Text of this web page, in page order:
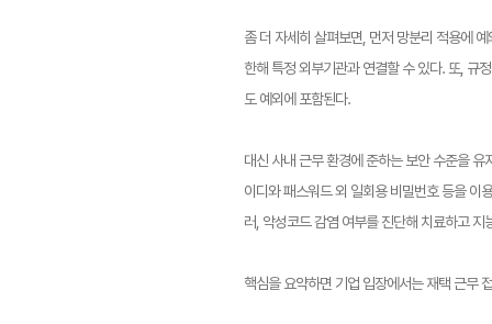
좀 더 자세히 살펴보면, 먼저 망분리 적용에
한해 특정 외부기관과 연결할 수 있다. 또, 규
도 예외에 포함된다.
대신 사내 근무 환경에 준하는 보안 수준을
이디와 패스워드 외 일회용 비밀번호 등을 이
러, 악성코드 감염 여부를 진단해 치료하고
핵심을 요약하면 기업 입장에서는 재택 근무